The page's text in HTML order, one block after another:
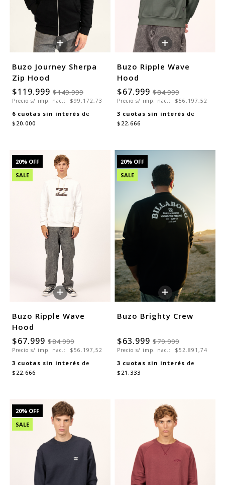
+
Buzo Journey Sherpa
Zip Hood
$119.999 $149.999
Precio s/ imp. nac.: $99.172,73
6 cuotas sin interés de
$20.000
+
Buzo Ripple Wave
Hood
$67.999 $84.999
Precio s/ imp. nac.: $56.197,52
3 cuotas sin interés de
$22.666
20% OFF
SALE
+
Buzo Ripple Wave
Hood
$67.999 $84.999
Precio s/ imp. nac.: $56.197,52
3 cuotas sin interés de
$22.666
20% OFF
SALE
+
Buzo Brighty Crew
$63.999 $79.999
Precio s/ imp. nac.: $52.891,74
3 cuotas sin interés de
$21.333
20% OFF
SALE